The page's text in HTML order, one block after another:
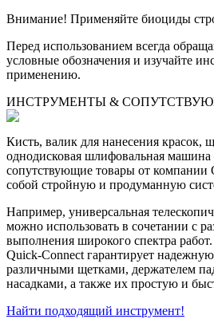
Внимание! Применяйте биоциды
Перед использованием всегда
условные обозначения и изучайте
применению.
ИНСТРУМЕНТЫ &
Кисть, валик для нанесения красок,
однодисковая шлифовальная
сопутствующие товары от компании
собой стройную и продуманную
Например, универсальная
можно использовать в сочетании с
выполнения широкого спектра
Quick-Connect гарантирует
различными щетками, держателем
насадками, а также их простую и
Найти подходящий инструмент!